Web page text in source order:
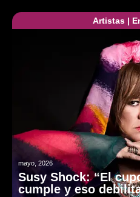
Artistas |
mayo, 2026
Susy Shock: “El
cumple y eso